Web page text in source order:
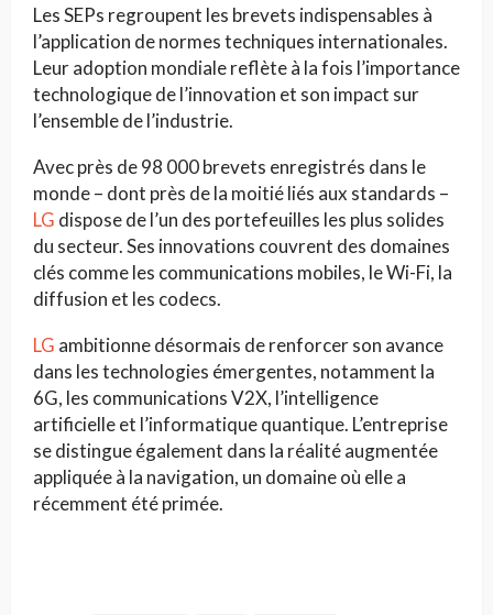
Les SEPs regroupent les brevets indispensables à
l’application de normes techniques internationales.
Leur adoption mondiale reflète à la fois l’importance
technologique de l’innovation et son impact sur
l’ensemble de l’industrie.
Avec près de 98 000 brevets enregistrés dans le
monde – dont près de la moitié liés aux standards –
LG dispose de l’un des portefeuilles les plus solides
du secteur. Ses innovations couvrent des domaines
clés comme les communications mobiles, le Wi-Fi, la
diffusion et les codecs.
LG ambitionne désormais de renforcer son avance
dans les technologies émergentes, notamment la
6G, les communications V2X, l’intelligence
artificielle et l’informatique quantique. L’entreprise
se distingue également dans la réalité augmentée
appliquée à la navigation, un domaine où elle a
récemment été primée.